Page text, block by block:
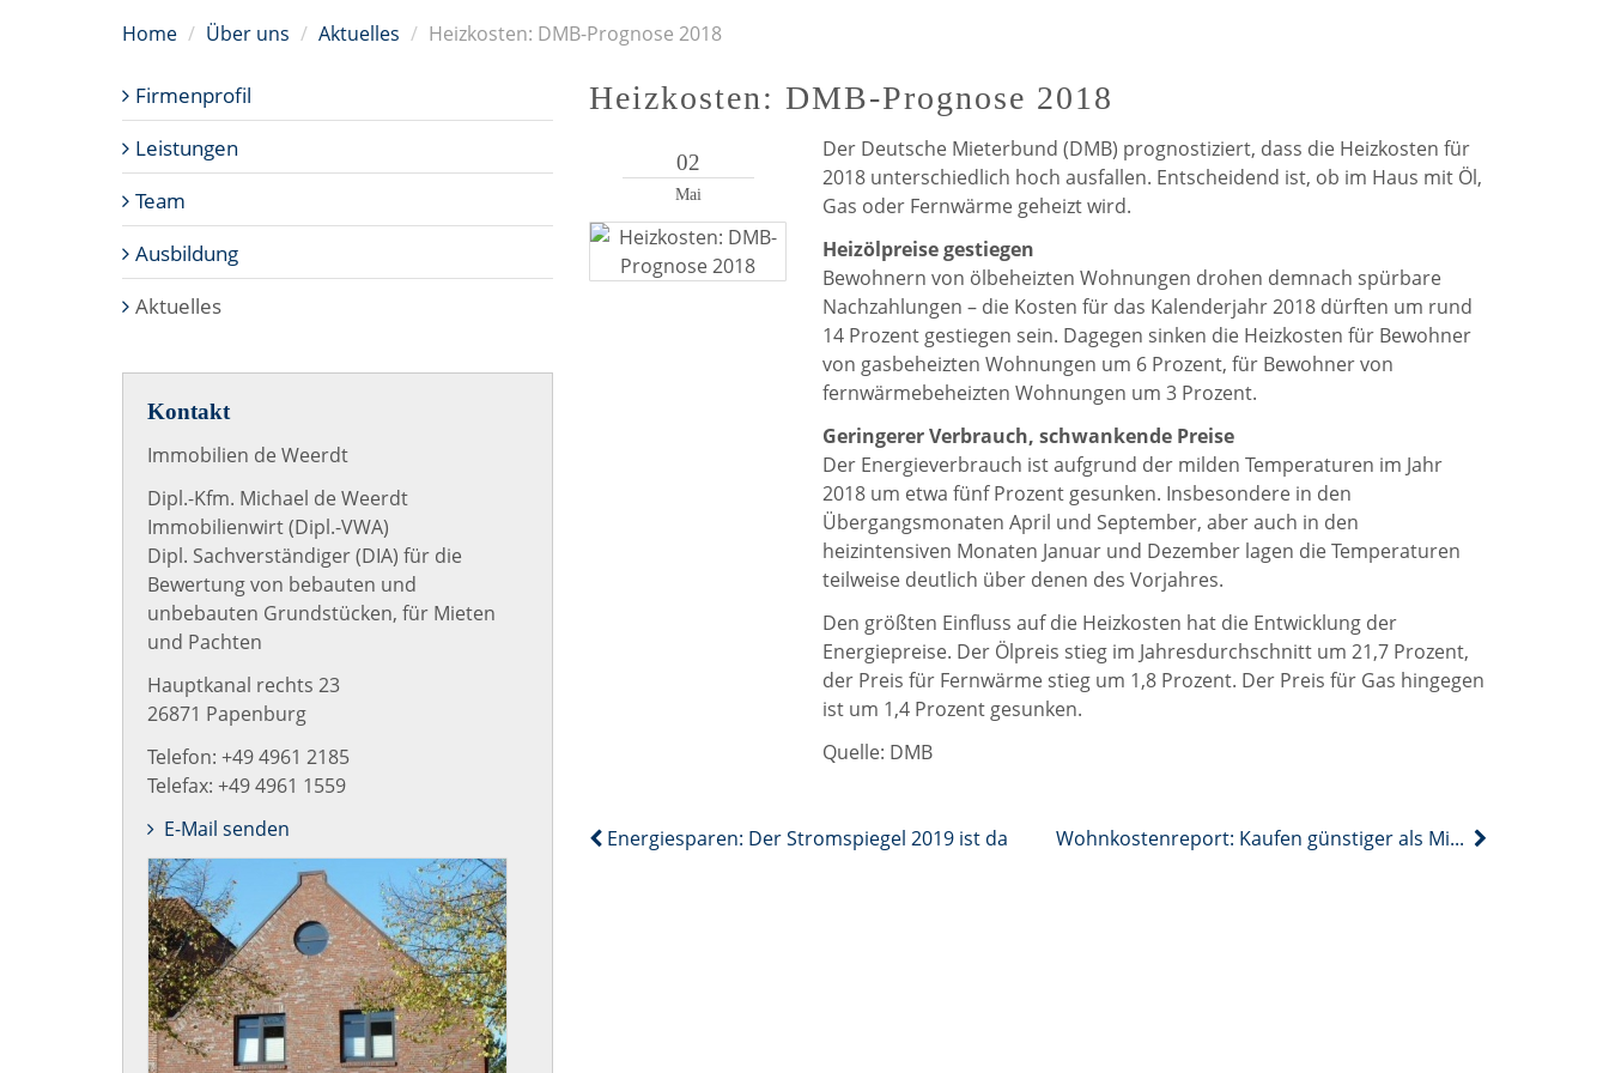
Facebook
Twitter
Home Über uns Aktuelles Heizkosten: DMB-Prognose 2018
Heizkosten: DMB-Prognose 2018
02
Mai
Der Deutsche Mieterbund (DMB) prognostiziert, dass die Heizkosten für
2018 unterschiedlich hoch ausfallen. Entscheidend ist, ob im Haus mit Öl,
Gas oder Fernwärme geheizt wird.
Heizölpreise gestiegen
Bewohnern von ölbeheizten Wohnungen drohen demnach spürbare
Nachzahlungen – die Kosten für das Kalenderjahr 2018 dürften um rund
14 Prozent gestiegen sein. Dagegen sinken die Heizkosten für Bewohner
von gasbeheizten Wohnungen um 6 Prozent, für Bewohner von
fernwärmebeheizten Wohnungen um 3 Prozent.
Geringerer Verbrauch, schwankende Preise
Der Energieverbrauch ist aufgrund der milden Temperaturen im Jahr
2018 um etwa fünf Prozent gesunken. Insbesondere in den
Übergangsmonaten April und September, aber auch in den
heizintensiven Monaten Januar und Dezember lagen die Temperaturen
teilweise deutlich über denen des Vorjahres.
Den größten Einfluss auf die Heizkosten hat die Entwicklung der
Energiepreise. Der Ölpreis stieg im Jahresdurchschnitt um 21,7 Prozent,
der Preis für Fernwärme stieg um 1,8 Prozent. Der Preis für Gas hingegen
ist um 1,4 Prozent gesunken.
Quelle: DMB
Energiesparen: Der Stromspiegel 2019 ist da Wohnkostenreport: Kaufen günstiger als Mieten
Firmenprofil
Leistungen
Team
Ausbildung
Aktuelles
Kontakt
Immobilien de Weerdt
Dipl.-Kfm. Michael de Weerdt
Immobilienwirt (Dipl.-VWA)
Dipl. Sachverständiger (DIA) für die
Bewertung von bebauten und
unbebauten Grundstücken, für Mieten
und Pachten
Hauptkanal rechts 23
26871 Papenburg
Telefon: +49 4961 2185
Telefax: +49 4961 1559
E-Mail senden